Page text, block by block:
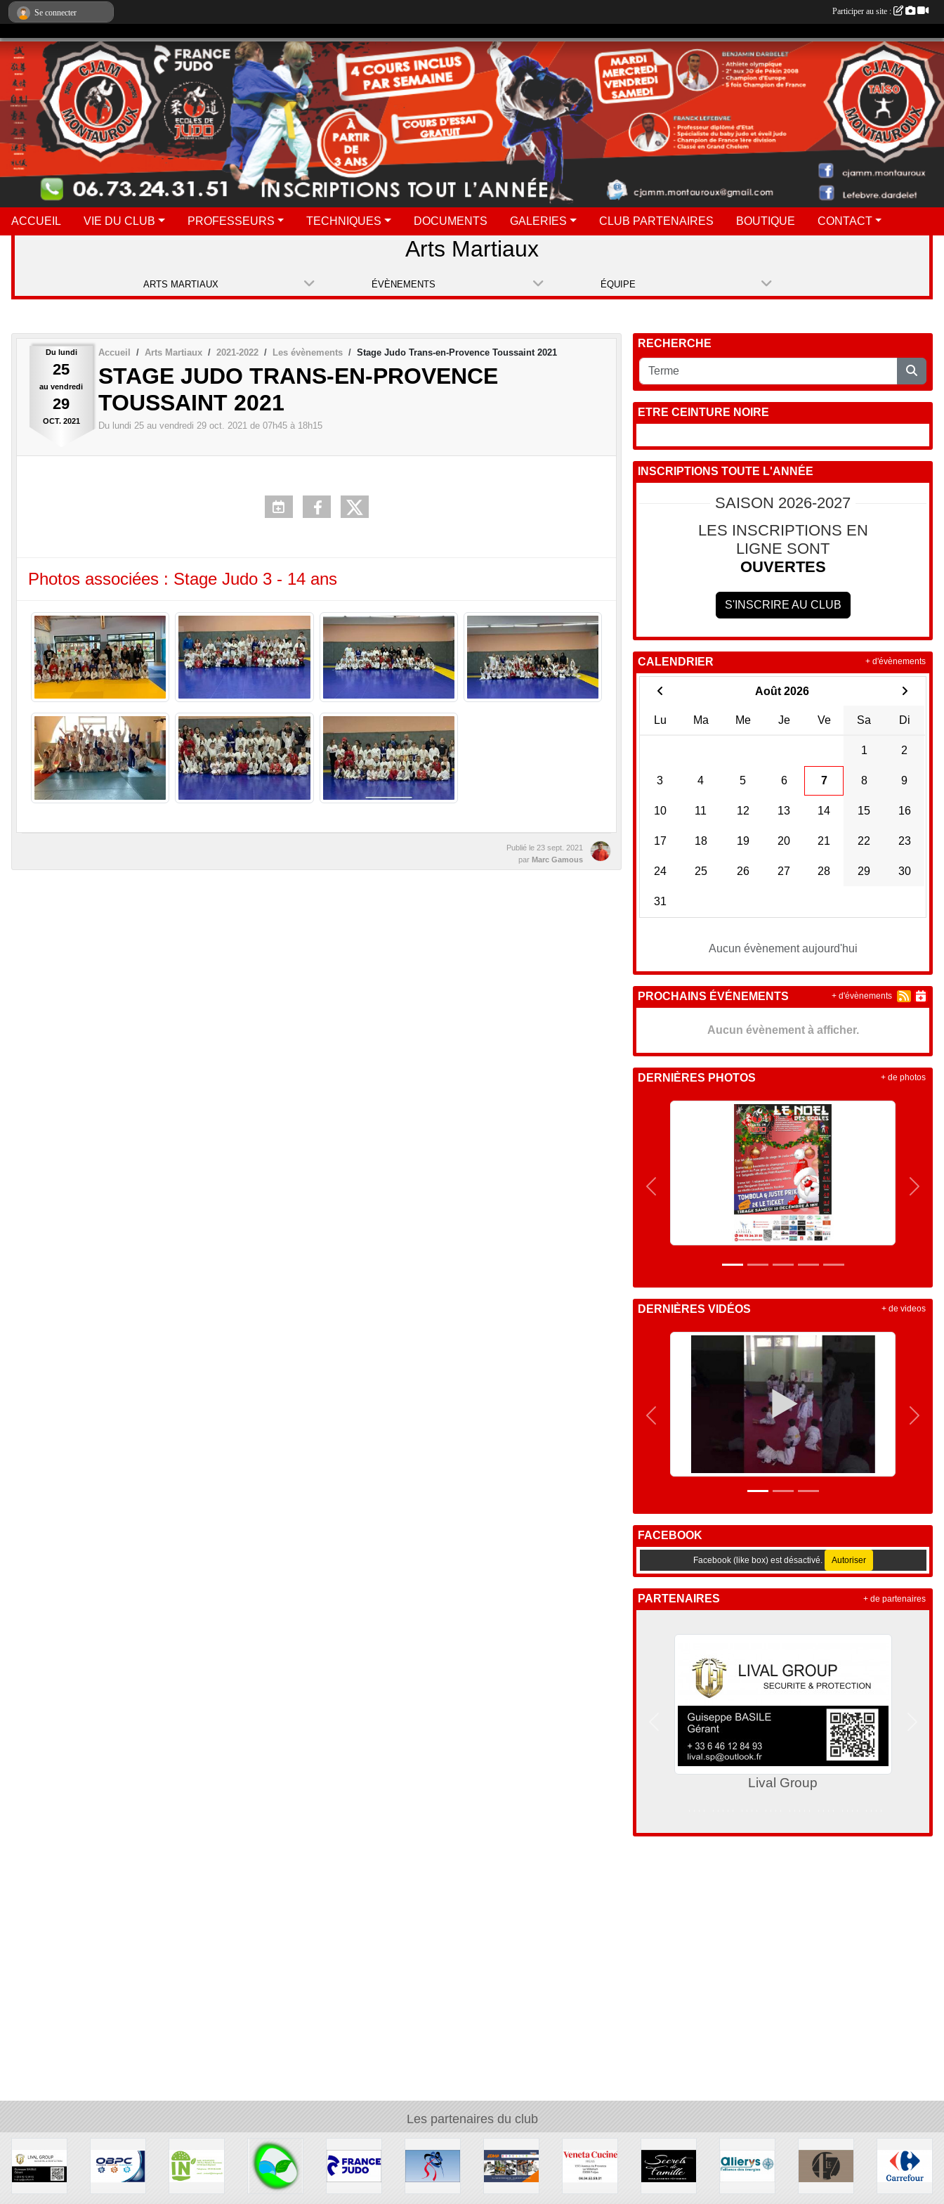
ACCUEIL VIE DU CLUB PROFESSEURS TECHNIQUES DOCUMENTS GALERIES CLUB PARTENAIRES BOUTIQUE CONTACT
Arts Martiaux
ARTS MARTIAUX ÉVÈNEMENTS ÉQUIPE
Du lundi
25
au vendredi
29
OCT. 2021
Accueil Arts Martiaux 2021-2022 Les évènements Stage Judo Trans-en-Provence Toussaint 2021
STAGE JUDO TRANS-EN-PROVENCE
TOUSSAINT 2021
Du lundi 25 au vendredi 29 oct. 2021 de 07h45 à 18h15
Photos associées : Stage Judo 3 - 14 ans
Publié le 23 sept. 2021
parMarc Gamous
RECHERCHE
ETRE CEINTURE NOIRE
INSCRIPTIONS TOUTE L'ANNÉE
SAISON 2026-2027
LES INSCRIPTIONS EN
LIGNE SONT
OUVERTES
S'INSCRIRE AU CLUB
CALENDRIER
Août 2026
Lu Ma Me Je Ve Sa Di
1 2
3 4 5 6 7 8 9
10 11 12 13 14 15 16
17 18 19 20 21 22 23
24 25 26 27 28 29 30
31
Aucun évènement aujourd'hui
+ d'évènements
PROCHAINS ÉVÉNEMENTS
Aucun évènement à afficher.
+ d'évènements
DERNIÈRES PHOTOS
Précedent
+ de photos
DERNIÈRES VIDÉOS
Précedent
+ de videos
FACEBOOK
Facebook (like box) est désactivé. Autoriser
PARTENAIRES
Précedent
+ de partenaires
Les partenaires du club
Se connecter Participer au site :
Panneau de gestion des cookies